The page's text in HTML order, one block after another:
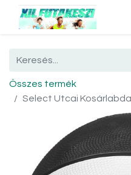
Összes termék
Select Utcai